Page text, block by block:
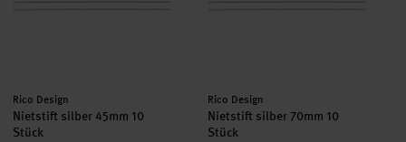
Hersteller:
Rico Design
Nietstift silber 45mm 10
Stück
Hersteller:
Rico Design
Nietstift silber 70mm 10
Stück